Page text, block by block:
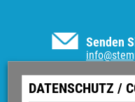
DATENSCHUTZ /
Senden